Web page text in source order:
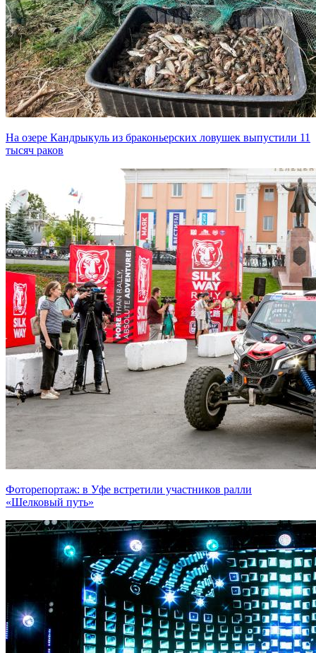
На озере Кандрыкуль из браконьерских ловушек выпустили 11
тысяч раков
Фоторепортаж: в Уфе встретили участников ралли
«Шелковый путь»